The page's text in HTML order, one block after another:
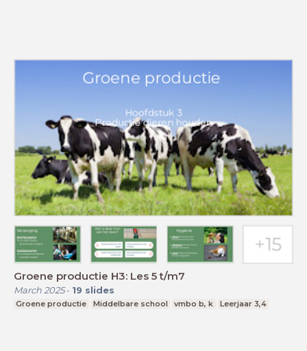
Groene productie H3: Les 5 t/m7
March 2025- 19 slides
Groene productie Middelbare school vmbo b, k Leerjaar 3,4